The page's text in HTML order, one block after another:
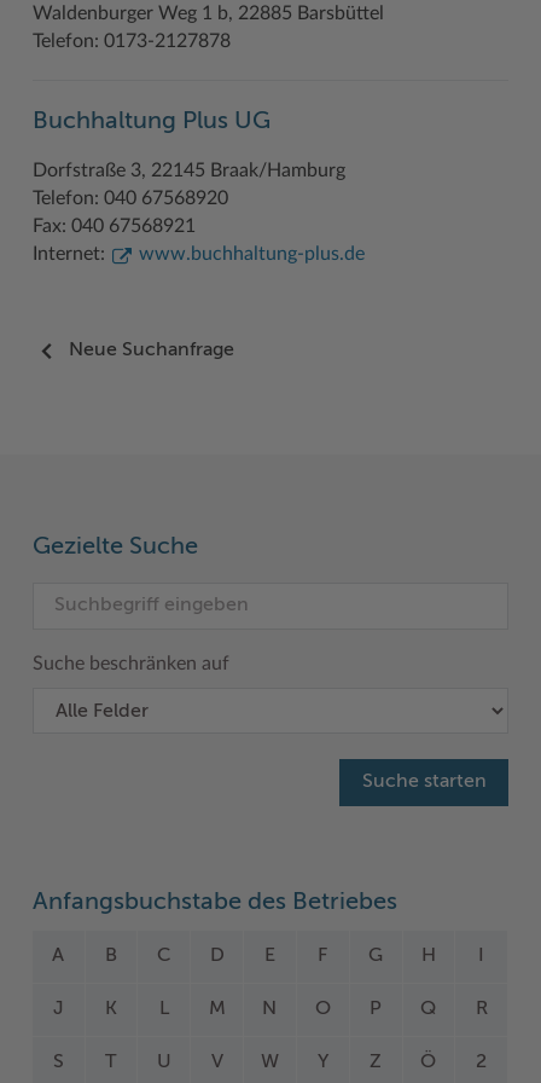
Woche der Seelischen Gesundheit
Karrieretag
Zahlen, Daten, Fakten
Waldenburger Weg 1 b, 22885 Barsbüttel
Telefon: 0173-2127878
Buchhaltung Plus UG
Dorfstraße 3, 22145 Braak/Hamburg
Telefon: 040 67568920
Fax: 040 67568921
Internet:
www.buchhaltung-plus.de
Neue Suchanfrage
Gezielte Suche
Suche beschränken auf
Anfangsbuchstabe des Betriebes
A B C D E F G H
J K L M N O P Q R
S U V W Y Z Ö 2